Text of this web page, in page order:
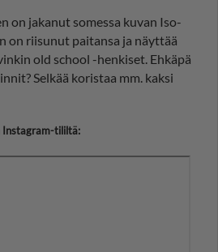
on jakanut somessa kuvan Iso-
on riisunut paitansa ja näyttää
old school -henkiset. Ehkäpä
Selkää koristaa mm. kaksi
Instagram-tililtä: